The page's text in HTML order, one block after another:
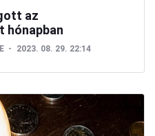
az
hónapban
2023. 08. 29. 22:14